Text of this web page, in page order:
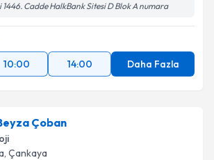
1446. Cadde HalkBank Sitesi D Blok A numara
10:00 14:00 Daha Fazla
Çoban
, Çankaya